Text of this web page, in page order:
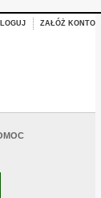
ZAŁÓŻ KONTO